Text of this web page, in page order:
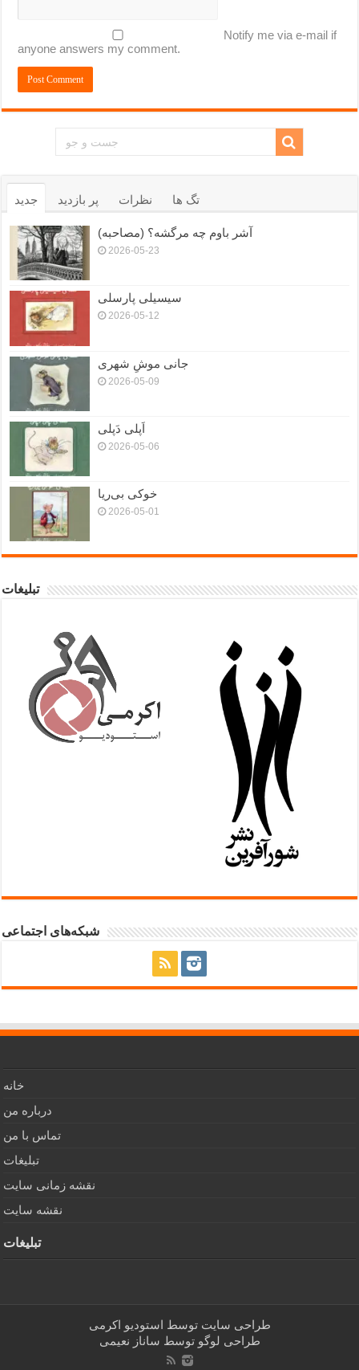
Notify me via e-mail if
anyone answers my comment.
جدید پر بازدید نظرات تگ ها
آشر باوم چه مرگشه؟ (مصاحبه)
2026-05-23
سیسیلی پارسلی
2026-05-12
جانی موشِ شهری
2026-05-09
اَپلی دَپلی
2026-05-06
خوکی بی‌ریا
2026-05-01
تبلیغات
شبکه‌های اجتماعی
خانه
درباره من
تماس با من
تبلیغات
نقشه زمانی سایت
نقشه سایت
تبلیغات
طراحی سایت توسط استودیو اکرمی
طراحی لوگو توسط ساناز نعیمی